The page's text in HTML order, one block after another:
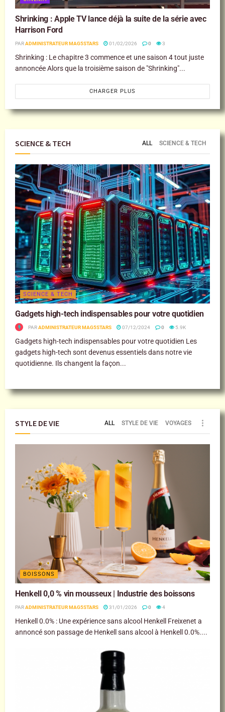
Shrinking : Apple TV lance déjà la suite de la série avec
Harrison Ford
PARADMINISTRATEUR MAG5STARS 01/02/2026 0 3
Shrinking : Le chapitre 3 commence et une saison 4 tout juste
annoncée Alors que la troisième saison de "Shrinking"...
CHARGER PLUS
SCIENCE & TECH ALL SCIENCE & TECH
SCIENCE & TECH
Gadgets high-tech indispensables pour votre quotidien
PARADMINISTRATEUR MAG5STARS 07/12/2024 0 5.9K
Gadgets high-tech indispensables pour votre quotidien Les
gadgets high-tech sont devenus essentiels dans notre vie
quotidienne. Ils changent la façon...
STYLE DE VIE ALL STYLE DE VIE VOYAGES
BOISSONS
Henkell 0,0 % vin mousseux | Industrie des boissons
PARADMINISTRATEUR MAG5STARS 31/01/2026 0 4
Henkell 0.0% : Une expérience sans alcool Henkell Freixenet a
annoncé son passage de Henkell sans alcool à Henkell 0.0%....